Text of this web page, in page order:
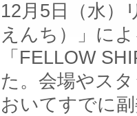
12月5日（水）
えんち）」に
「FELLOW
た。会場やス
おいてすでに